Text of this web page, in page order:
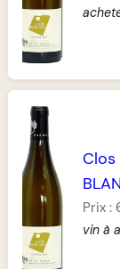
Clos
Prix :
vin à